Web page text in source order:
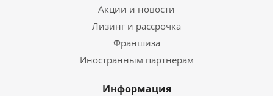
Акции и новости
Лизинг и рассрочка
Франшиза
Иностранным партнерам
Информация